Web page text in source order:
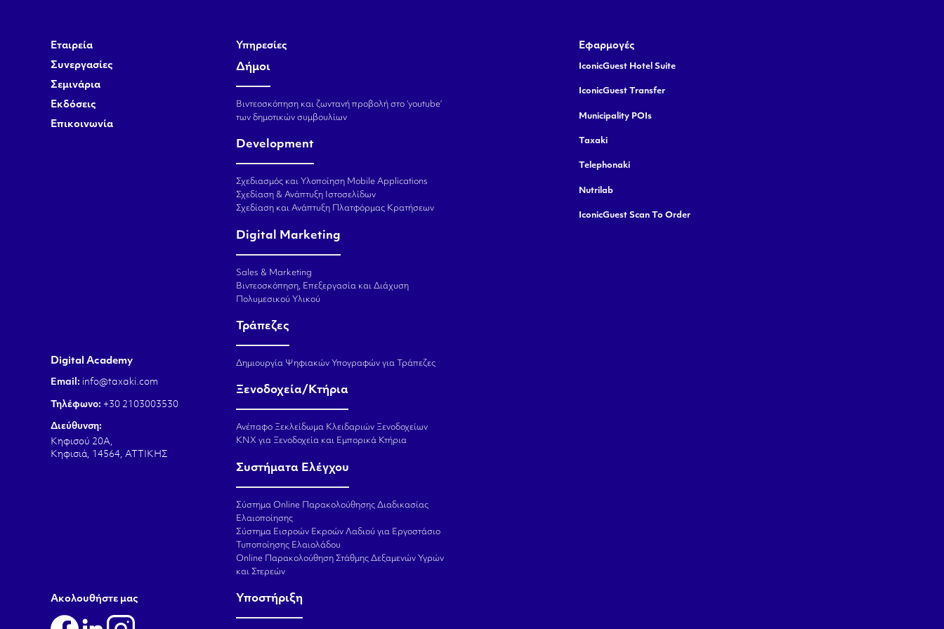
Εταιρεία
Συνεργασίες
Σεμινάρια
Εκδόσεις
Επικοινωνία
Υπηρεσίες
Δήμοι
Βιντεοσκόπηση και ζωντανή προβολή στο ‘youtube’
των δημοτικών συμβουλίων
Development
Σχεδιασμός και Υλοποίηση Mobile Applications
Σχεδίαση & Ανάπτυξη Ιστοσελίδων
Σχεδίαση και Ανάπτυξη Πλατφόρμας Κρατήσεων
Digital Marketing
Sales & Marketing
Βιντεοσκόπηση, Επεξεργασία και Διάχυση
Πολυμεσικού Υλικού
Τράπεζες
Δημιουργία Ψηφιακών Υπογραφών για Τράπεζες
Ξενοδοχεία/Κτήρια
Ανέπαφο Ξεκλείδωμα Κλειδαριών Ξενοδοχείων
KNX για Ξενοδοχεία και Εμπορικά Κτήρια
Συστήματα Ελέγχου
Σύστημα Online Παρακολούθησης Διαδικασίας
Ελαιοποίησης
Σύστημα Εισροών Εκροών Λαδιού για Εργοστάσιο
Τυποποίησης Ελαιολάδου
Online Παρακολούθηση Στάθμης Δεξαμενών Υγρών
και Στερεών
Υποστήριξη
Εφαρμογές
IconicGuest Hotel Suite
IconicGuest Transfer
Municipality POIs
Taxaki
Telephonaki
Nutrilab
IconicGuest Scan To Order
Digital Academy
Email: info@taxaki.com
Τηλέφωνο: +30 2103003530
Διεύθυνση:
Κηφισού 20Α,
Κηφισιά, 14564, ΑΤΤΙΚΗΣ
Aκολουθήστε μας